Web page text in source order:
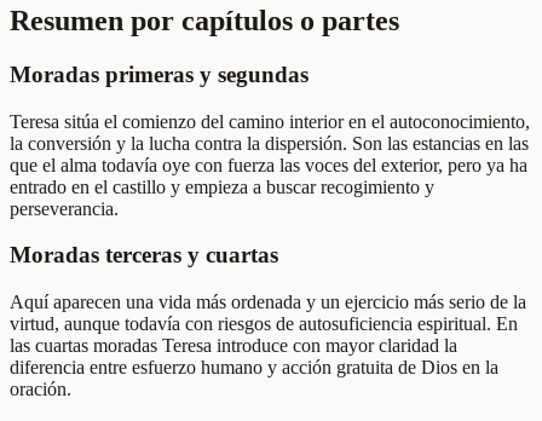
Resumen por capítulos o partes
Moradas primeras y segundas
Teresa sitúa el comienzo del camino interior en el autoconocimiento,
la conversión y la lucha contra la dispersión. Son las estancias en las
que el alma todavía oye con fuerza las voces del exterior, pero ya ha
entrado en el castillo y empieza a buscar recogimiento y
perseverancia.
Moradas terceras y cuartas
Aquí aparecen una vida más ordenada y un ejercicio más serio de la
virtud, aunque todavía con riesgos de autosuficiencia espiritual. En
las cuartas moradas Teresa introduce con mayor claridad la
diferencia entre esfuerzo humano y acción gratuita de Dios en la
oración.